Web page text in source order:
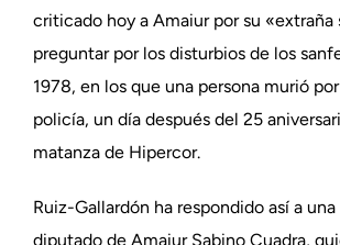
criticado hoy a Amaiur por su «extraña
preguntar por los disturbios de los
1978, en los que una persona murió
policía, un día después del 25
matanza de Hipercor.
Ruiz-Gallardón ha respondido así a
diputado de Amaiur Sabino Cuadra,